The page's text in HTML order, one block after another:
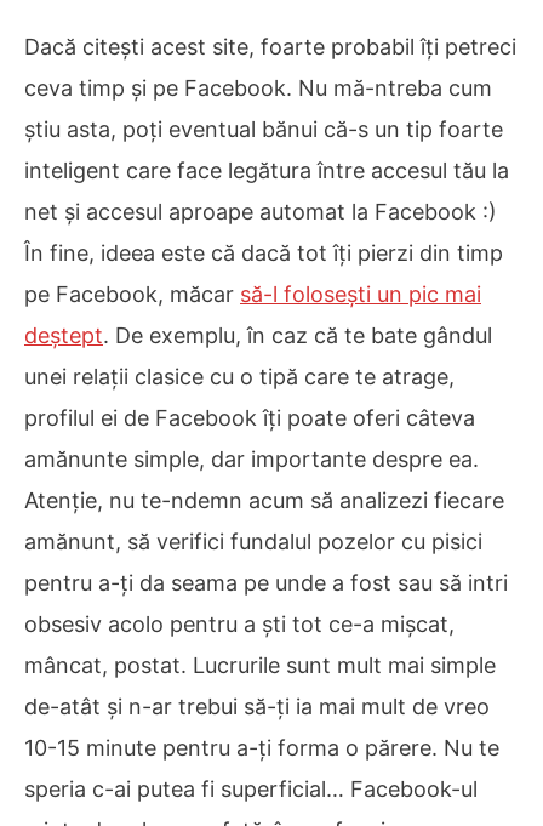
Dacă citești acest site, foarte probabil îți petreci
ceva timp și pe Facebook. Nu mă-ntreba cum
știu asta, poți eventual bănui că-s un tip foarte
inteligent care face legătura între accesul tău la
net și accesul aproape automat la Facebook :)
În fine, ideea este că dacă tot îți pierzi din timp
pe Facebook, măcar să-l folosești un pic mai
deștept. De exemplu, în caz că te bate gândul
unei relații clasice cu o tipă care te atrage,
profilul ei de Facebook îți poate oferi câteva
amănunte simple, dar importante despre ea.
Atenție, nu te-ndemn acum să analizezi fiecare
amănunt, să verifici fundalul pozelor cu pisici
pentru a-ți da seama pe unde a fost sau să intri
obsesiv acolo pentru a ști tot ce-a mișcat,
mâncat, postat. Lucrurile sunt mult mai simple
de-atât și n-ar trebui să-ți ia mai mult de vreo
10-15 minute pentru a-ți forma o părere. Nu te
speria c-ai putea fi superficial… Facebook-ul